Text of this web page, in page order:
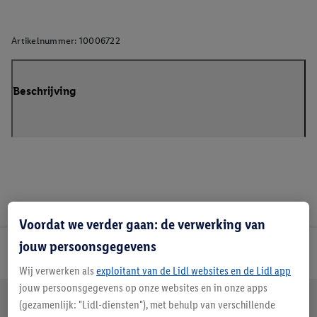
Artikelnummer: 10006722
Beschrijving
Lidl Nieuwsbrief
Jouw voordelen bij ons als Lidl webshop klant
Gratis retourneren Veilig winkelen
Voordat we verder gaan: de verwerking van
jouw persoonsgegevens
Wij verwerken als exploitant van de Lidl websites en de Lidl app
jouw persoonsgegevens op onze websites en in onze apps
(gezamenlijk: "Lidl-diensten"), met behulp van verschillende